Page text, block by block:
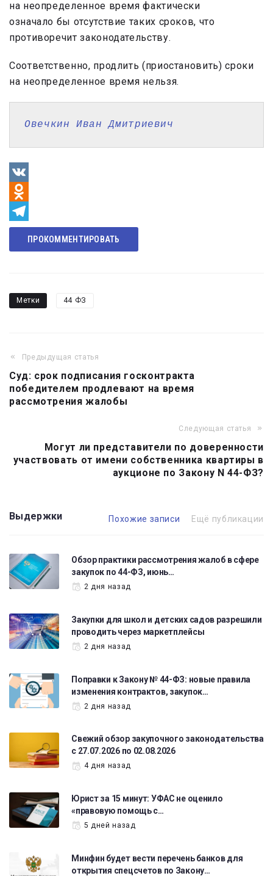
на неопределенное время фактически
означало бы отсутствие таких сроков, что
противоречит законодательству.
Соответственно, продлить (приостановить) сроки
на неопределенное время нельзя.
Овечкин Иван Дмитриевич
VK
Odnoklassniki
Telegram
ПРОКОММЕНТИРОВАТЬ
Метки 44 ФЗ
Навигация
по
записям
Предыдущая статья
Суд: срок подписания госконтракта
победителем продлевают на время
рассмотрения жалобы
Следующая статья
Могут ли представители по доверенности
участвовать от имени собственника квартиры в
аукционе по Закону N 44-ФЗ?
Выдержки Похожие записи Ещё публикации
Обзор практики рассмотрения жалоб в сфере
закупок по 44-ФЗ, июнь…
2 дня назад
Закупки для школ и детских садов разрешили
проводить через маркетплейсы
2 дня назад
Поправки к Закону № 44-ФЗ: новые правила
изменения контрактов, закупок…
2 дня назад
Свежий обзор закупочного законодательства
с 27.07.2026 по 02.08.2026
4 дня назад
Юрист за 15 минут: УФАС не оценило
«правовую помощь с…
5 дней назад
Минфин будет вести перечень банков для
открытия спецсчетов по Закону…